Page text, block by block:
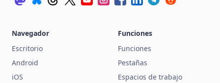
Navegador
Escritorio
Android
iOS
Funciones
Funciones
Pestañas
Espacios de trabajo